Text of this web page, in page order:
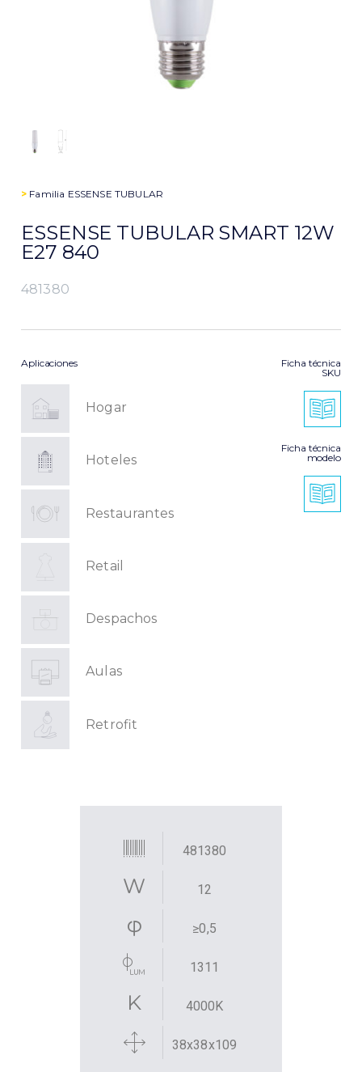
> Familia ESSENSE TUBULAR
ESSENSE TUBULAR SMART 12W
E27 840
481380
Aplicaciones
Hogar
Hoteles
Restaurantes
Retail
Despachos
Aulas
Retrofit
Ficha técnica
SKU
Ficha técnica
modelo
481380
12
≥0,5
1311
4000K
38x38x109